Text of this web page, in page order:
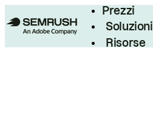
Prezzi
Soluzioni
Risorse